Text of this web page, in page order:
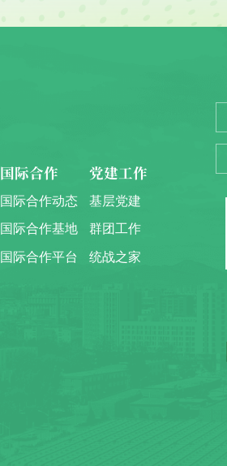
国际合作
国际合作动态
国际合作基地
国际合作平台
党建工作
基层党建
群团工作
统战之家